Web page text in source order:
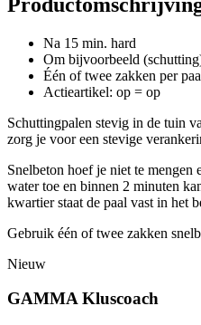
Na 15 min. hard
Om bijvoorbeeld
Één of twee zakken per
Actieartikel: op = op
Schuttingpalen stevig in de tuin
zorg je voor een stevige
Snelbeton hoef je niet te mengen
water toe en binnen 2 minuten
kwartier staat de paal vast in het
Gebruik één of twee zakken
Nieuw
GAMMA Kluscoach